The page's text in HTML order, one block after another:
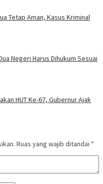
Tetap Aman, Kasus Kriminal
Negeri Harus Dihukum Sesuai
HUT Ke-67, Gubernur Ajak
Ruas yang wajib ditandai *